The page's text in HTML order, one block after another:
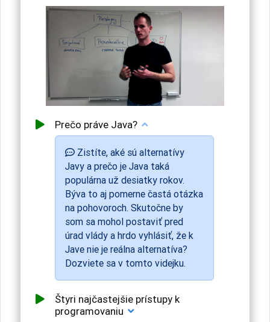
Prečo práve Java?
Zistíte, aké sú alternatívy
Javy a prečo je Java taká
populárna už desiatky rokov.
Býva to aj pomerne častá otázka
na pohovoroch. Skutočne by
som sa mohol postaviť pred
úrad vlády a hrdo vyhlásiť, že k
Jave nie je reálna alternatíva?
Dozviete sa v tomto videjku.
Štyri najčastejšie prístupy k
programovaniu